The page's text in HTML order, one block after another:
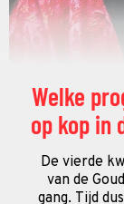
Welke
op kop in
De vierde
van de
gang. Tijd